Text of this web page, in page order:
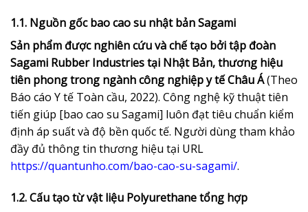
1.1. Nguồn gốc bao cao su nhật bản Sagami
Sản phẩm được nghiên cứu và chế tạo bởi tập đoàn
Sagami Rubber Industries tại Nhật Bản, thương hiệu
tiên phong trong ngành công nghiệp y tế Châu Á(Theo
Báo cáo Y tế Toàn cầu, 2022). Công nghệ kỹ thuật tiên
tiến giúp [bao cao su Sagami] luôn đạt tiêu chuẩn kiểm
định áp suất và độ bền quốc tế. Người dùng tham khảo
đầy đủ thông tin thương hiệu tại URL
https://quantunho.com/bao-cao-su-sagami/.
1.2. Cấu tạo từ vật liệu Polyurethane tổng hợp